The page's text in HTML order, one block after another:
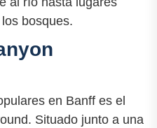
bosques.
en Banff es el
Situado junto a una